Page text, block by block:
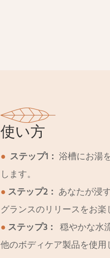
使い方
● ステップ1：浴槽にお湯
します。
● ステップ2： あなたが浸
グランスのリリースをお楽
● ステップ3： 穏やかな水
他のボディケア製品を使用